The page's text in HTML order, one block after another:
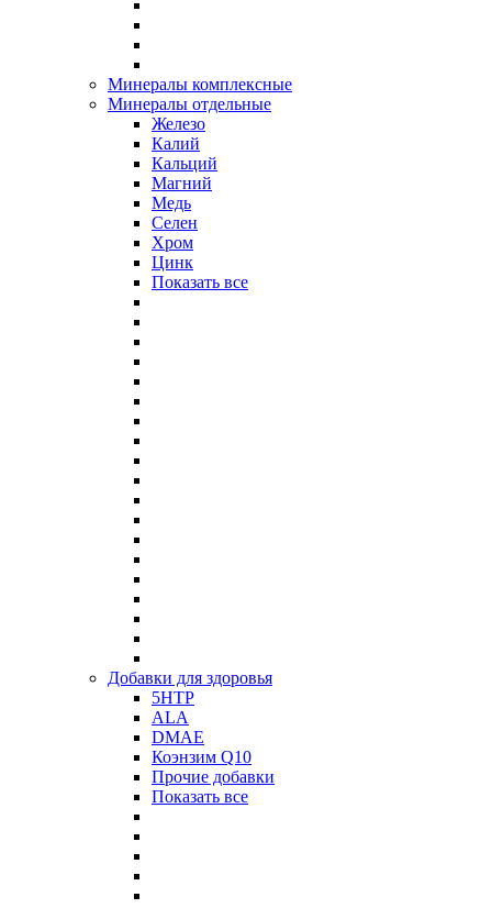
Минералы комплексные
Минералы отдельные
Железо
Калий
Кальций
Магний
Медь
Селен
Хром
Цинк
Показать все
Добавки для здоровья
5HTP
ALA
DMAE
Коэнзим Q10
Прочие добавки
Показать все